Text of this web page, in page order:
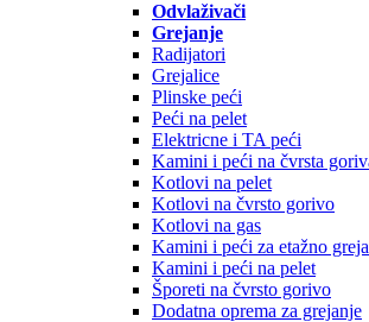
Odvlaživači
Grejanje
Radijatori
Grejalice
Plinske peći
Peći na pelet
Elektricne i TA peći
Kamini i peći na čvrsta
Kotlovi na pelet
Kotlovi na čvrsto gorivo
Kotlovi na gas
Kamini i peći za etažno
Kamini i peći na pelet
Šporeti na čvrsto gorivo
Dodatna oprema za grejanje